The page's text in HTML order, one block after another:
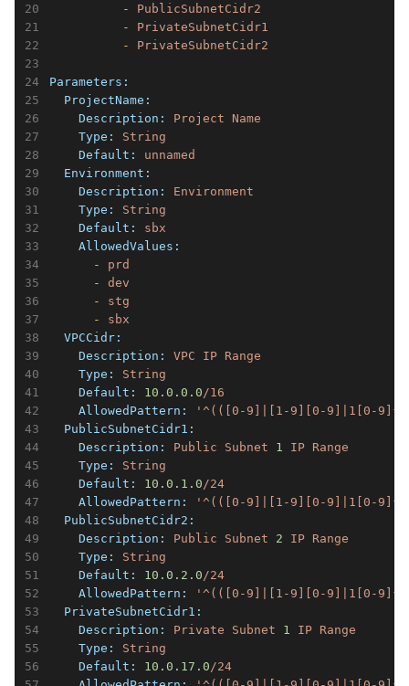
          -
PublicSubnetCidr2
          -
PrivateSubnetCidr1
          -
PrivateSubnetCidr2
Parameters:
  ProjectName:
    Description:
Project
Name
    Type:
String
    Default:
unnamed
  Environment:
    Description:
Environment
    Type:
String
    Default:
sbx
    AllowedValues:
      -
prd
      -
dev
      -
stg
      -
sbx
  VPCCidr:
    Description:
VPC IP Range
    Type:
String
    Default:
10.0 .0 .0/16
    AllowedPattern:
'^(([0-9]|[1-9][0-9]|1[0-
  PublicSubnetCidr1:
    Description:
Public Subnet 1 IP Range
    Type:
String
    Default:
10.0 .1 .0/24
    AllowedPattern:
'^(([0-9]|[1-9][0-9]|1[0-
  PublicSubnetCidr2:
    Description:
Public Subnet 2 IP Range
    Type:
String
    Default:
10.0 .2 .0/24
    AllowedPattern:
'^(([0-9]|[1-9][0-9]|1[0-
  PrivateSubnetCidr1:
    Description:
Private Subnet 1 IP Range
    Type:
String
    Default:
10.0 .17 .0/24